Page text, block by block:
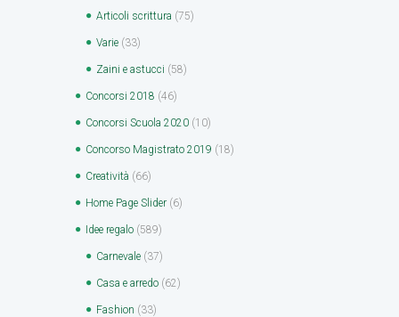
Articoli scrittura (75)
Varie (33)
Zaini e astucci (58)
Concorsi 2018 (46)
Concorsi Scuola 2020 (10)
Concorso Magistrato 2019 (18)
Creatività (66)
Home Page Slider (6)
Idee regalo (589)
Carnevale (37)
Casa e arredo (62)
Fashion (33)